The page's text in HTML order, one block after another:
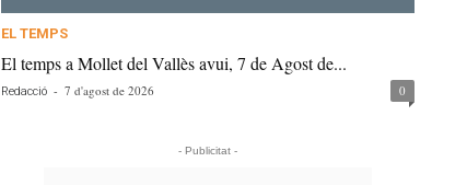
EL TEMPS
El temps a Mollet del Vallès avui, 7 de Agost de...
Redacció - 7 d'agost de 2026 0
- Publicitat -